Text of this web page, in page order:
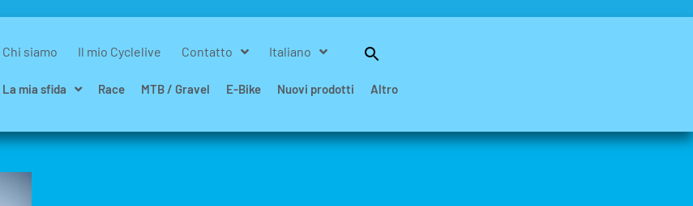
Chi siamo Il mio Cyclelive Contatto Italiano
La mia sfida Race MTB / Gravel E-Bike Nuovi prodotti Altro